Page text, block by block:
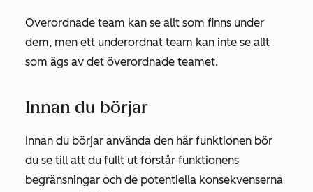
Överordnade team kan se allt som finns under
dem, men ett underordnat team kan inte se allt
som ägs av det överordnade teamet.
Innan du börjar
Innan du börjar använda den här funktionen bör
du se till att du fullt ut förstår funktionens
begränsningar och de potentiella konsekvenserna